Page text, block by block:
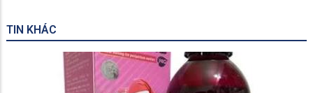
TIN KHÁC